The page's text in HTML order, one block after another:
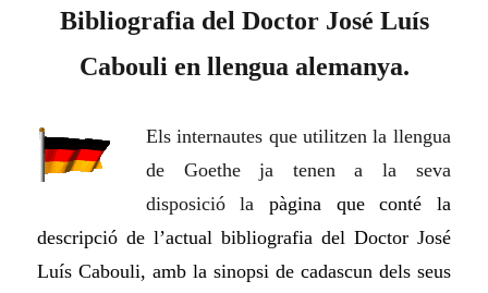
Bibliografia del Doctor José Luís
Cabouli en llengua alemanya.
Els internautes que utilitzen la llengua
de Goethe ja tenen a la seva
disposició la pàgina que conté la
descripció de l’actual bibliografia del Doctor José
Luís Cabouli, amb la sinopsi de cadascun dels seus